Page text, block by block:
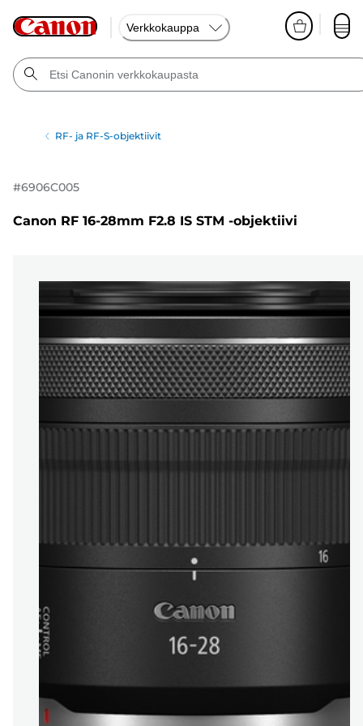
Verkkokauppa
RF- ja RF-S-objektiivit
#6906C005
Canon RF 16-28mm F2.8 IS STM -objektiivi